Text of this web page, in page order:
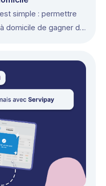
simple : permettre
domicile de gagner du